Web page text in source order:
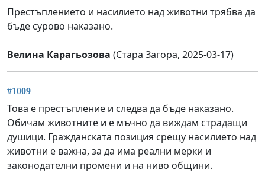
Престъплението и насилието над животни трябва да
бъде сурово наказано.
Велина Карагьозова (Стара Загора, 2025-03-17)
#1009
Това е престъпление и следва да бъде наказано.
Обичам животните и е мъчно да виждам страдащи
душици. Гражданската позиция срещу насилието над
животни е важна, за да има реални мерки и
законодателни промени и на ниво общини.